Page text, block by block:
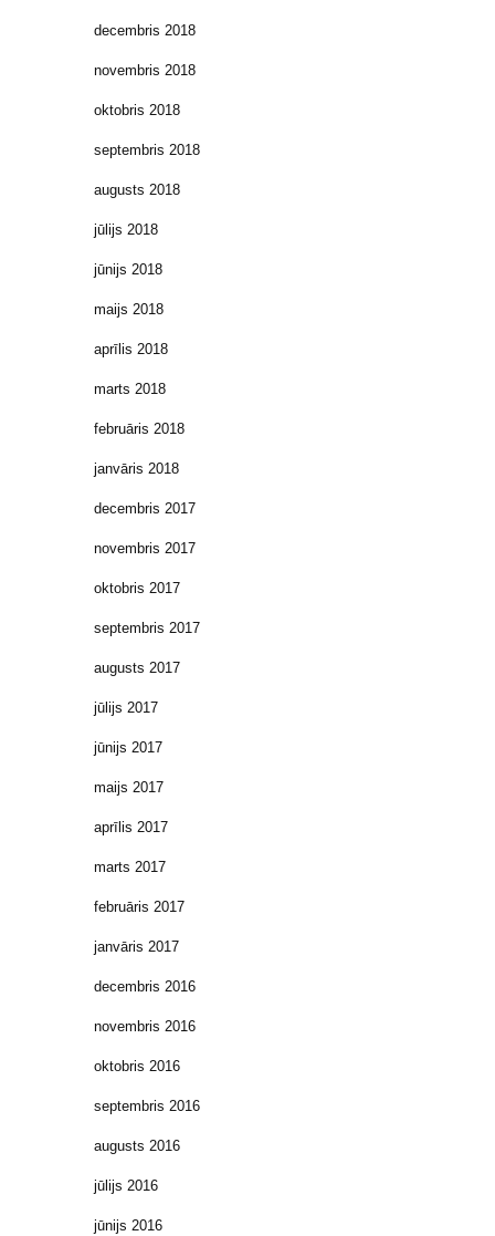
decembris 2018
novembris 2018
oktobris 2018
septembris 2018
augusts 2018
jūlijs 2018
jūnijs 2018
maijs 2018
aprīlis 2018
marts 2018
februāris 2018
janvāris 2018
decembris 2017
novembris 2017
oktobris 2017
septembris 2017
augusts 2017
jūlijs 2017
jūnijs 2017
maijs 2017
aprīlis 2017
marts 2017
februāris 2017
janvāris 2017
decembris 2016
novembris 2016
oktobris 2016
septembris 2016
augusts 2016
jūlijs 2016
jūnijs 2016